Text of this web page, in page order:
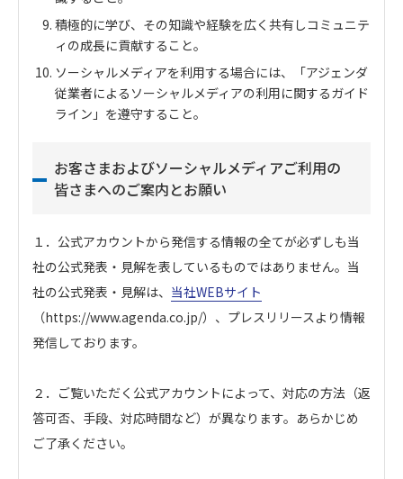
積極的に学び、その知識や経験を広く共有しコミュニテ
ィの成長に貢献すること。
ソーシャルメディアを利用する場合には、「アジェンダ
従業者によるソーシャルメディアの利用に関するガイド
ライン」を遵守すること。
お客さまおよびソーシャルメディアご利用の
皆さまへのご案内とお願い
１．公式アカウントから発信する情報の全てが必ずしも当
社の公式発表・見解を表しているものではありません。当
社の公式発表・見解は、 当社WEBサイト
（https://www.agenda.co.jp/）、プレスリリースより情報
発信しております。
２．ご覧いただく公式アカウントによって、対応の方法（返
答可否、手段、対応時間など）が異なります。あらかじめ
ご了承ください。